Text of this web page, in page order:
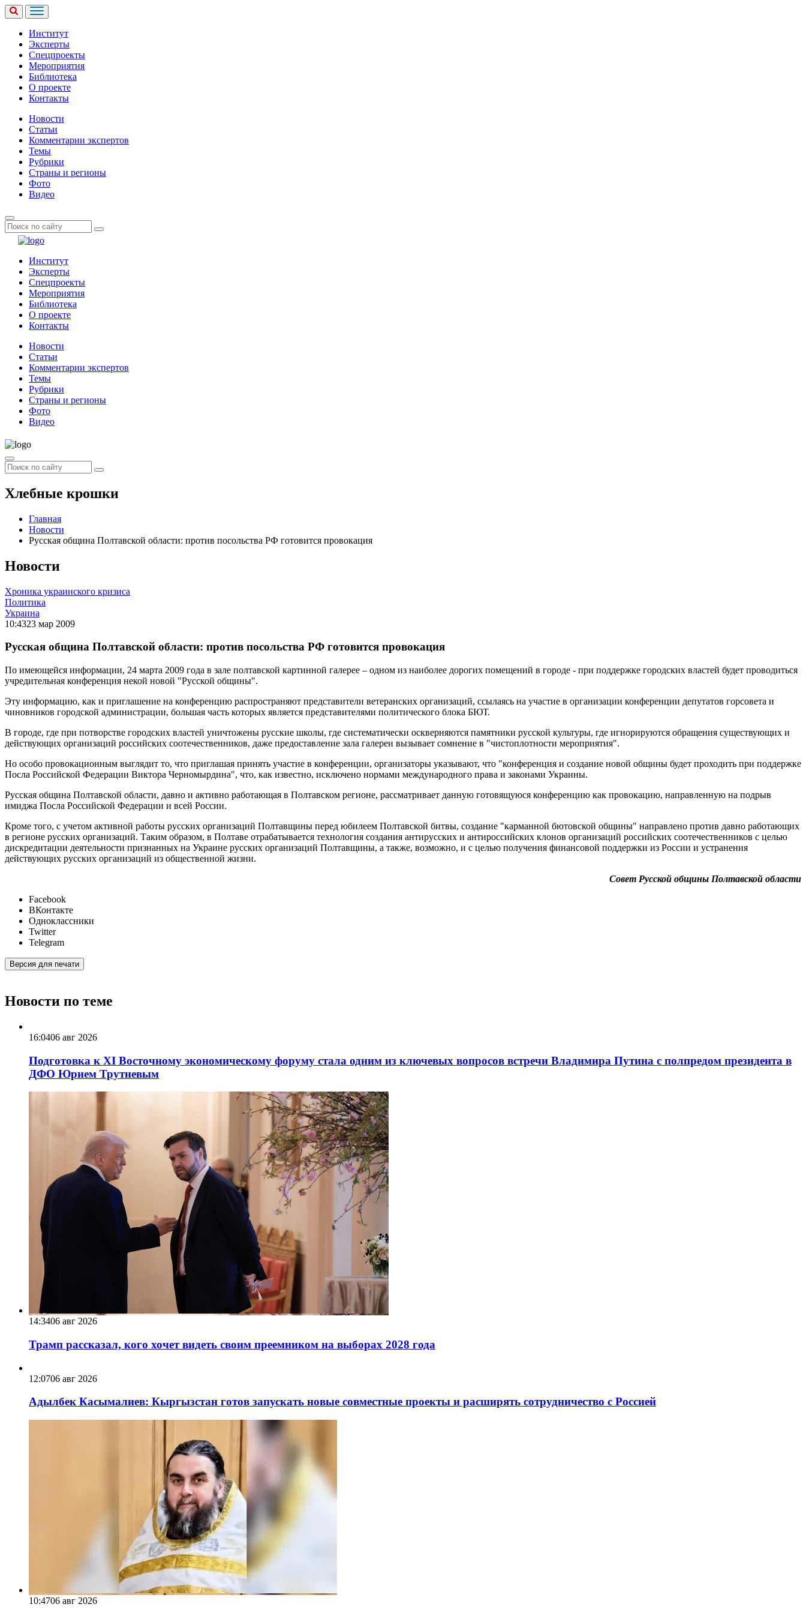
Институт
Эксперты
Спецпроекты
Мероприятия
Библиотека
О проекте
Контакты
Новости
Статьи
Комментарии экспертов
Темы
Рубрики
Страны и регионы
Фото
Видео
Институт
Эксперты
Спецпроекты
Мероприятия
Библиотека
О проекте
Контакты
Новости
Статьи
Комментарии экспертов
Темы
Рубрики
Страны и регионы
Фото
Видео
Хлебные крошки
Главная
Новости
Русская община Полтавской области: против посольства РФ готовится провокация
Новости
Хроника украинского кризиса
Политика
Украина
10:4323 мар 2009
Русская община Полтавской области: против посольства РФ готовится провокация
По имеющейся информации, 24 марта 2009 года в зале полтавской картинной галерее – одном из наиболее дорогих помещений в городе - при поддержке городских властей будет проводиться
учредительная конференция некой новой "Русской общины".
Эту информацию, как и приглашение на конференцию распространяют представители ветеранских организаций, ссылаясь на участие в организации конференции депутатов горсовета и
чиновников городской администрации, большая часть которых является представителями политического блока БЮТ.
В городе, где при потворстве городских властей уничтожены русские школы, где систематически оскверняются памятники русской культуры, где игнорируются обращения существующих и
действующих организаций российских соотечественников, даже предоставление зала галереи вызывает сомнение в "чистоплотности мероприятия".
Но особо провокационным выглядит то, что приглашая принять участие в конференции, организаторы указывают, что "конференция и создание новой общины будет проходить при поддержке
Посла Российской Федерации Виктора Черномырдина", что, как известно, исключено нормами международного права и законами Украины.
Русская община Полтавской области, давно и активно работающая в Полтавском регионе, рассматривает данную готовящуюся конференцию как провокацию, направленную на подрыв
имиджа Посла Российской Федерации и всей России.
Кроме того, с учетом активной работы русских организаций Полтавщины перед юбилеем Полтавской битвы, создание "карманной бютовской общины" направлено против давно работающих
в регионе русских организаций. Таким образом, в Полтаве отрабатывается технология создания антирусских и антироссийских клонов организаций российских соотечественников с целью
дискредитации деятельности признанных на Украине русских организаций Полтавщины, а также, возможно, и с целью получения финансовой поддержки из России и устранения
действующих русских организаций из общественной жизни.
Совет Русской общины Полтавской области
Facebook
ВКонтакте
Одноклассники
Twitter
Telegram
Версия для печати
Новости по теме
16:0406 авг 2026
Подготовка к XI Восточному экономическому форуму стала одним из ключевых вопросов встречи Владимира Путина с полпредом президента в
ДФО Юрием Трутневым
14:3406 авг 2026
Трамп рассказал, кого хочет видеть своим преемником на выборах 2028 года
12:0706 авг 2026
Адылбек Касымалиев: Кыргызстан готов запускать новые совместные проекты и расширять сотрудничество с Россией
10:4706 авг 2026